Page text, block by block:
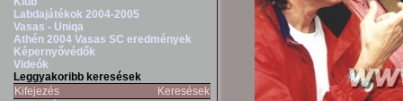
Labdajátékok 2004-2005
Vasas - Uniqa
Athén 2004 Vasas SC eredmények
Képernyővédők
Videók
Leggyakoribb keresések
Kifejezés
Keresések